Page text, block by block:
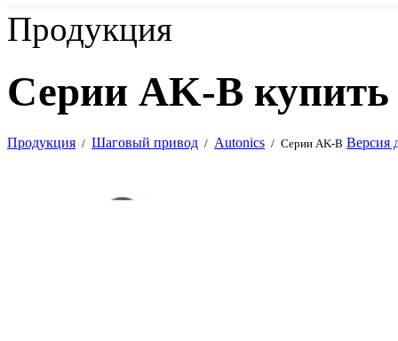
Продукция
Серии AK-B
Продукция / Шаговый привод / Autonics / Серии AK-B Версия